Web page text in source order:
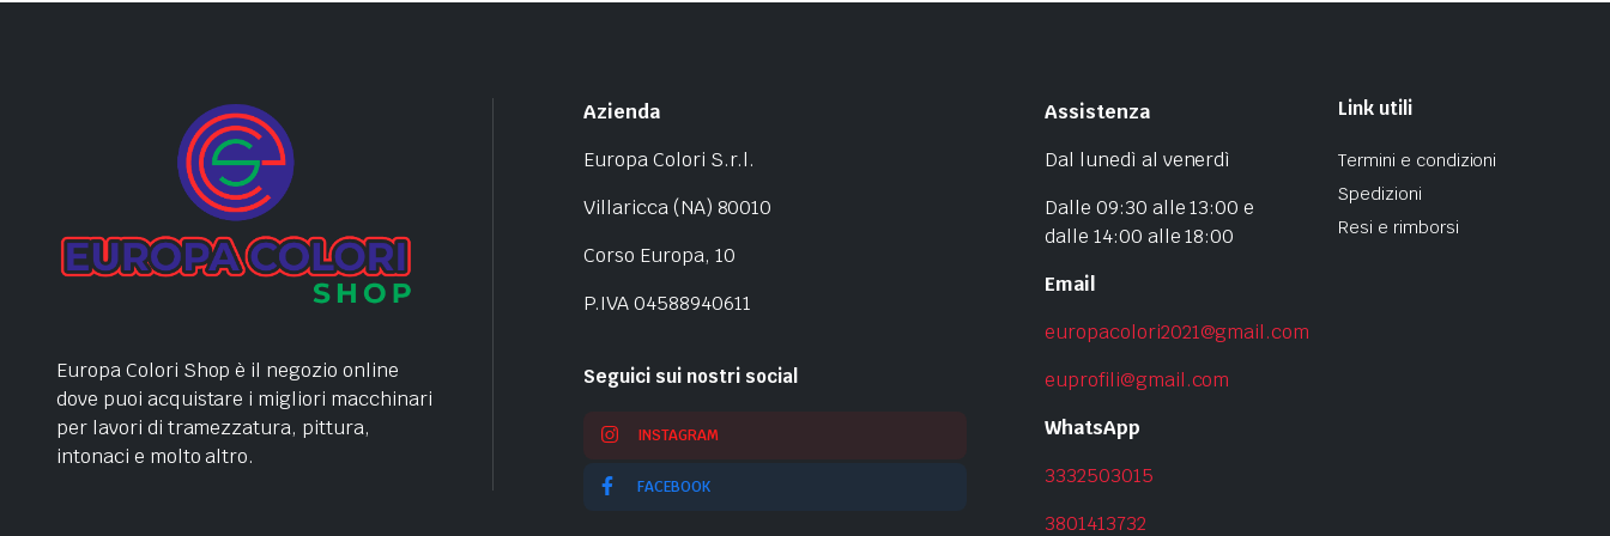
Europa Colori Shop è il negozio online
dove puoi acquistare i migliori macchinari
per lavori di tramezzatura, pittura,
intonaci e molto altro.
Azienda
Europa Colori S.r.l.
Villaricca (NA) 80010
Corso Europa, 10
P.IVA 04588940611
Seguici sui nostri social
INSTAGRAM
FACEBOOK
Assistenza
Dal lunedì al venerdì
Dalle 09:30 alle 13:00 e
dalle 14:00 alle 18:00
Email
europacolori2021@gmail.com
euprofili@gmail.com
WhatsApp
3332503015
3801413732
Link utili
Termini e condizioni
Spedizioni
Resi e rimborsi